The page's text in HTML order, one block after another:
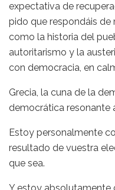
expectativa de
pido que respondáis de
como la historia del
autoritarismo y la
con democracia, en
Grecia, la cuna de la
democrática resonante
Estoy personalmente
resultado de vuestra
que sea.